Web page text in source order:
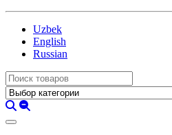
Uzbek
English
Russian